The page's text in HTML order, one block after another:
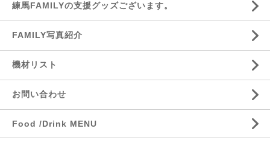
練馬FAMILYの支援グッズございます。
FAMILY写真紹介
機材リスト
お問い合わせ
Food /Drink MENU